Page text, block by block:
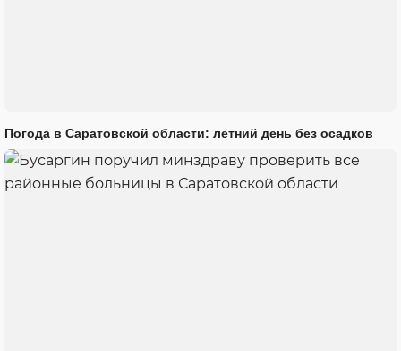
Погода в Саратовской области: летний день без осадков